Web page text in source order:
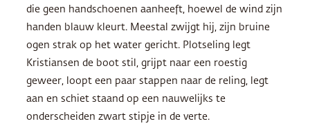
die geen handschoenen aanheeft, hoewel de wind zijn
handen blauw kleurt. Meestal zwijgt hij, zijn bruine
ogen strak op het water gericht. Plotseling legt
Kristiansen de boot stil, grijpt naar een roestig
geweer, loopt een paar stappen naar de reling, legt
aan en schiet staand op een nauwelijks te
onderscheiden zwart stipje in de verte.